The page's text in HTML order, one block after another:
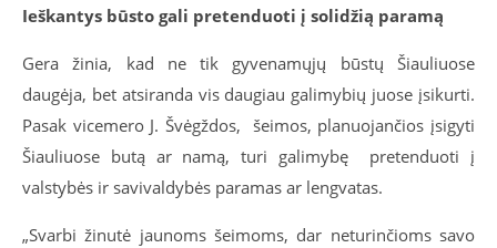
Ieškantys būsto gali pretenduoti į solidžią paramą
Gera žinia, kad ne tik gyvenamųjų būstų Šiauliuose
daugėja, bet atsiranda vis daugiau galimybių juose įsikurti.
Pasak vicemero J. Švėgždos, šeimos, planuojančios įsigyti
Šiauliuose butą ar namą, turi galimybę pretenduoti į
valstybės ir savivaldybės paramas ar lengvatas.
„Svarbi žinutė jaunoms šeimoms, dar neturinčioms savo